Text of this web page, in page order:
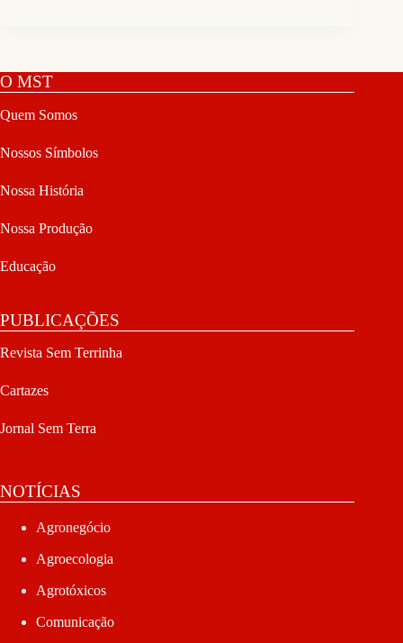
O MST
Quem Somos
Nossos Símbolos
Nossa História
Nossa Produção
Educação
PUBLICAÇÕES
Revista Sem Terrinha
Cartazes
Jornal Sem Terra
NOTÍCIAS
Agronegócio
Agroecologia
Agrotóxicos
Comunicação